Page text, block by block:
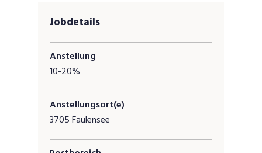
Jobdetails
Anstellung
10-20%
Anstellungsort(e)
3705 Faulensee